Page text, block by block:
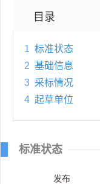
目录
1 标准状态
2 基础信息
3 采标情况
4 起草单位
标准状态
发布